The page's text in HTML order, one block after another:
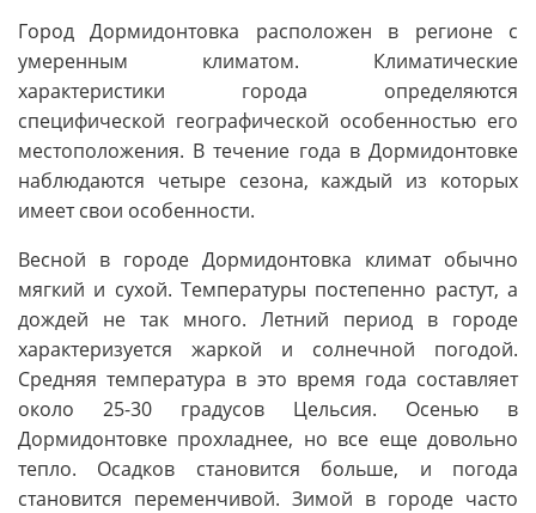
Город Дормидонтовка расположен в регионе с
умеренным климатом. Климатические
характеристики города определяются
специфической географической особенностью его
местоположения. В течение года в Дормидонтовке
наблюдаются четыре сезона, каждый из которых
имеет свои особенности.
Весной в городе Дормидонтовка климат обычно
мягкий и сухой. Температуры постепенно растут, а
дождей не так много. Летний период в городе
характеризуется жаркой и солнечной погодой.
Средняя температура в это время года составляет
около 25-30 градусов Цельсия. Осенью в
Дормидонтовке прохладнее, но все еще довольно
тепло. Осадков становится больше, и погода
становится переменчивой. Зимой в городе часто